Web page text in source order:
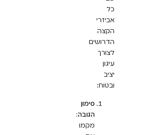
כל
אביזרי
הקצה
הדרושים
לצורך
עיגון
יציב
ובטוח:
סימון
הגובה:
מקמו